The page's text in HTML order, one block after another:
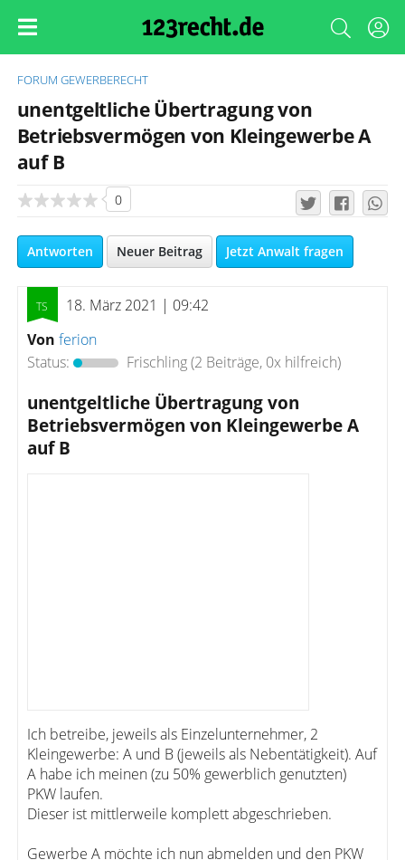
FORUM GEWERBERECHT
unentgeltliche Übertragung von
Betriebsvermögen von Kleingewerbe A
auf B
0
Antworten Neuer Beitrag Jetzt Anwalt fragen
18. März 2021 | 09:42
Von ferion
Status:
Frischling(2 Beiträge, 0x hilfreich)
unentgeltliche Übertragung von
Betriebsvermögen von Kleingewerbe A
auf B
Ich betreibe, jeweils als Einzelunternehmer, 2
Kleingewerbe: A und B (jeweils als Nebentätigkeit). Auf
A habe ich meinen (zu 50% gewerblich genutzten)
PKW laufen.
Dieser ist mittlerweile komplett abgeschrieben.
Gewerbe A möchte ich nun abmelden und den PKW